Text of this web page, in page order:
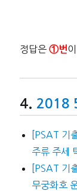
정답은①번
2018
[PSAT 기
주류 주세
[PSAT 기
무궁화호